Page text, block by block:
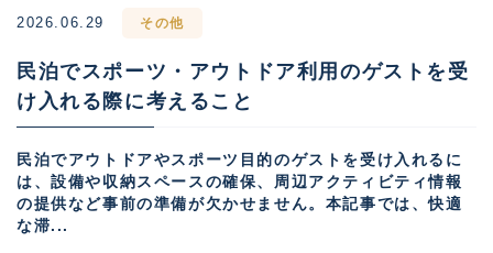
2026.06.29 その他
民泊でスポーツ・アウトドア利用のゲストを受
け入れる際に考えること
民泊でアウトドアやスポーツ目的のゲストを受け入れるに
は、設備や収納スペースの確保、周辺アクティビティ情報
の提供など事前の準備が欠かせません。本記事では、快適
な滞...